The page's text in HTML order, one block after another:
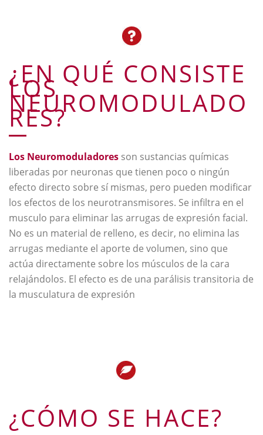
¿EN QUÉ CONSISTE
LOS
NEUROMODULADO
RES?
Los Neuromoduladores son sustancias químicas
liberadas por neuronas que tienen poco o ningún
efecto directo sobre sí mismas, pero pueden modificar
los efectos de los neurotransmisores. Se infiltra en el
musculo para eliminar las arrugas de expresión facial.
No es un material de relleno, es decir, no elimina las
arrugas mediante el aporte de volumen, sino que
actúa directamente sobre los músculos de la cara
relajándolos. El efecto es de una parálisis transitoria de
la musculatura de expresión
¿CÓMO SE HACE?